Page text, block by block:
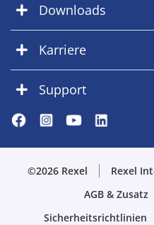
Downloads
Karriere
Support
©2026 Rexel Rexel
AGB & Zusatz
Sicherheitsrichtlinien